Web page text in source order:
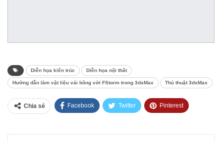
Diễn họa kiến trúc Diễn họa nội thất
Hướng dẫn làm vật liệu vải bông với FStorm trong 3dsMax Thủ thuật 3dsMax
Chia sẻ Facebook Twitter Pinterest